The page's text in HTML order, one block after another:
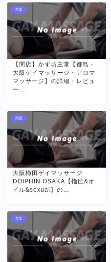
大阪
【閉店】かず坊主堂【都島・
大阪ゲイマッサージ・アロマ
マッサージ】の詳細・レビュ
ー…
大阪
大阪梅田ゲイマッサージ
DOIPHIN OSAKA【指圧&オ
イル&sexual】の…
大阪